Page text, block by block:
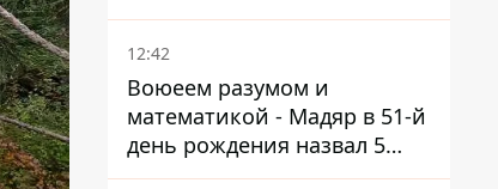
нуждается в усилении
12:42
Воюеем разумом и
математикой - Мадяр в 51-й
день рождения назвал 5
условий поражения РФ